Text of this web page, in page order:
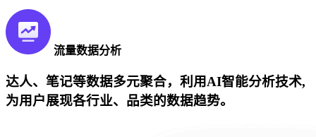
流量数据分析
达人、笔记等数据多元聚合，利用AI智能分析技术,
为用户展现各行业、品类的数据趋势。